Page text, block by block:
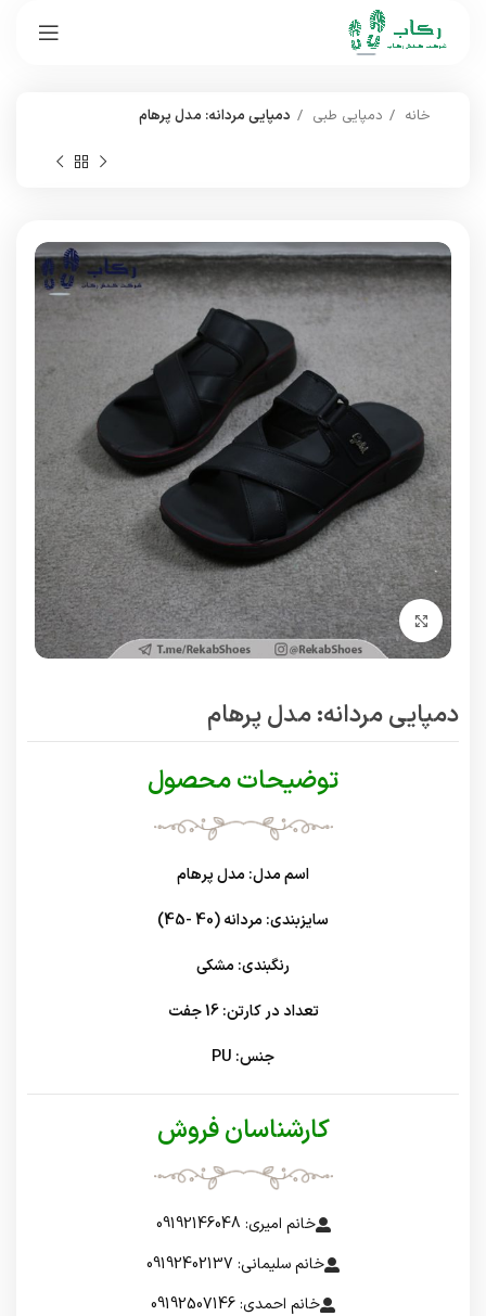
خانه دمپایی طبی دمپایی مردانه: مدل پرهام
برای بزرگنمایی کلیک کنید
دمپایی مردانه: مدل پرهام
توضیحات محصول
اسم مدل: مدل پرهام
سایزبندی: مردانه (40 -45)
رنگبندی: مشکی
تعداد در کارتن: 16 جفت
جنس: PU
کارشناسان فروش
خانم امیری: 09192146048
خانم سلیمانی: 09192402137
خانم احمدی: 09192507146